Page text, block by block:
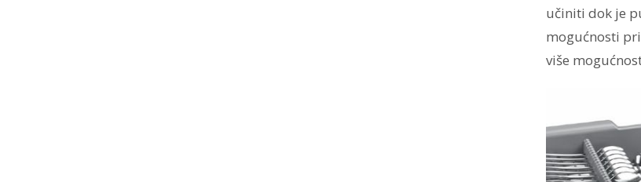
učiniti dok je
mogućnosti
više